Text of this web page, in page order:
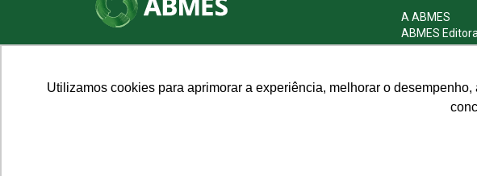
Utilizamos cookies para aprimorar a experiência, melhorar o
CEP: 70.701-060 - Asa Norte, Brasília/DF
A ABMES
ABMES Editora
ABMES LInC
Central do
© 2009 -